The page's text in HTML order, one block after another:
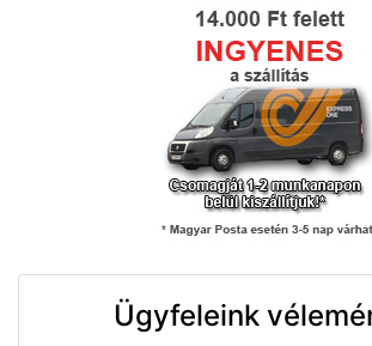
Ügyfeleink